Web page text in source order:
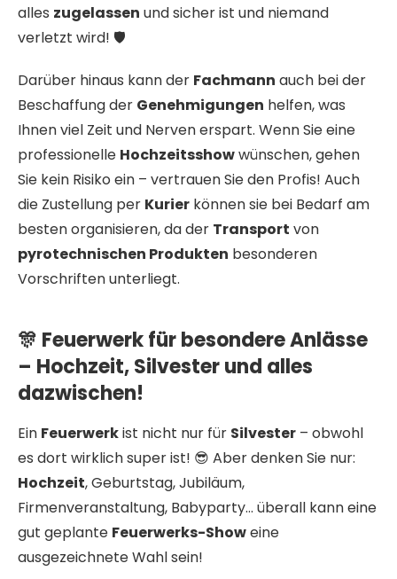
alles zugelassen und sicher ist und niemand
verletzt wird! 🛡️
Darüber hinaus kann der Fachmann auch bei der
Beschaffung der Genehmigungen helfen, was
Ihnen viel Zeit und Nerven erspart. Wenn Sie eine
professionelle Hochzeitsshowwünschen, gehen
Sie kein Risiko ein – vertrauen Sie den Profis! Auch
die Zustellung per Kurier können sie bei Bedarf am
besten organisieren, da der Transport von
pyrotechnischen Produkten besonderen
Vorschriften unterliegt.
🎊 Feuerwerk für besondere Anlässe
– Hochzeit, Silvester und alles
dazwischen!
Ein Feuerwerkist nicht nur für Silvester – obwohl
es dort wirklich super ist! 😎 Aber denken Sie nur:
Hochzeit, Geburtstag, Jubiläum,
Firmenveranstaltung, Babyparty… überall kann eine
gut geplante Feuerwerks-Showeine
ausgezeichnete Wahl sein!